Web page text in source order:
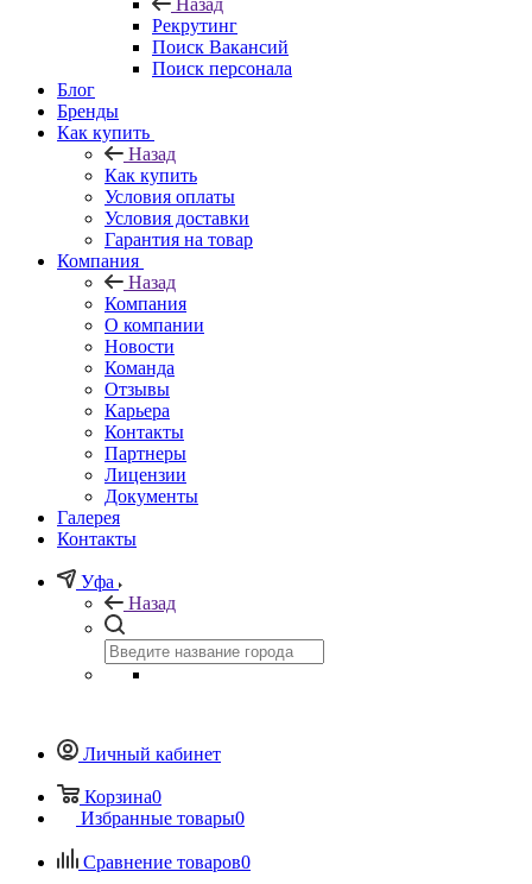
Назад
Рекрутинг
Поиск Вакансий
Поиск персонала
Блог
Бренды
Как купить
Назад
Как купить
Условия оплаты
Условия доставки
Гарантия на товар
Компания
Назад
Компания
О компании
Новости
Команда
Отзывы
Карьера
Контакты
Партнеры
Лицензии
Документы
Галерея
Контакты
Уфа
Назад
Личный кабинет
Корзина0
Избранные товары0
Сравнение товаров0